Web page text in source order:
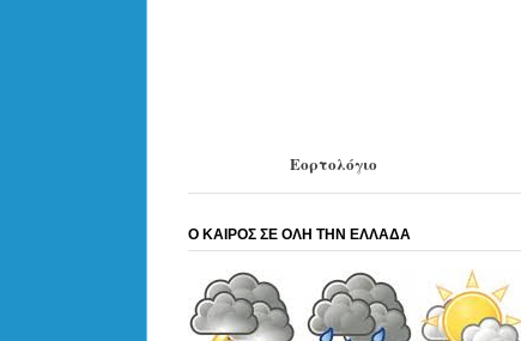
Εορτολόγιο
Ο ΚΑΙΡΟΣ ΣΕ ΟΛΗ ΤΗΝ ΕΛΛΑΔΑ